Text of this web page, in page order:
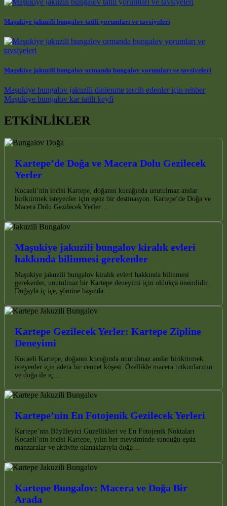
Maşukiye jakuzili bungalov tatili yorumları ve tavsiyeleri
Maşukiye jakuzili bungalov ormanda bungalov yorumları ve tavsiyeleri
Post navigation
Maşukiye bungalov jakuzili dinlenme tercih edenler için rehber
Maşukiye bungalov kar tatili keyfi
ETKİNLİKLER
Kartepe’de Doğa ve Macera Dolu Gezilecek
Yerler
Kocaeli’nin incisi Kartepe, doğanın kucağında unutulmaz anılar
biriktirmek isteyenler için eşsiz bir destinasyon. Kartepe’de Doğa ve
Macera Dolu Gezilecek Yerler…
Maşukiye jakuzili bungalov kiralık evleri
hakkında bilinmesi gerekenler
Maşukiye jakuzili bungalov kiralık evleri hakkında bilinmesi
gerekenler, unutulmaz bir Kartepe deneyimi için oldukça önemlidir.
Doğayla iç içe, şömine başında…
Kartepe Gezilecek Yerler: Kartepe Zipline
Deneyimi
Kocaeli Kartepe, doğanın kucağında unutulmaz anılar biriktirmek
isteyenler için adeta bir cennet köşesi. Özellikle macera tutkunlarının
ve doğa ile iç…
Kartepe’nin En Fotojenik Gezilecek Yerleri
Kartepe’nin Büyüleyici Güzellikleri ve En Fotojenik Noktaları
Kocaeli’nin incisi Kartepe, yılın her mevsiminde sunduğu eşsiz
manzaralar ve aktivite olanaklarıyla doğa…
Kartepe Bungalov: Macera ve Doğa Bir
Arada